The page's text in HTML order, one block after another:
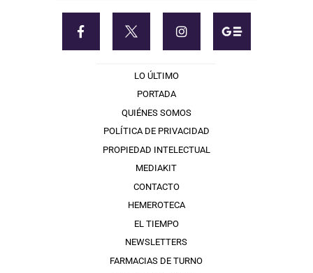
LO ÚLTIMO
PORTADA
QUIÉNES SOMOS
POLÍTICA DE PRIVACIDAD
PROPIEDAD INTELECTUAL
MEDIAKIT
CONTACTO
HEMEROTECA
EL TIEMPO
NEWSLETTERS
FARMACIAS DE TURNO